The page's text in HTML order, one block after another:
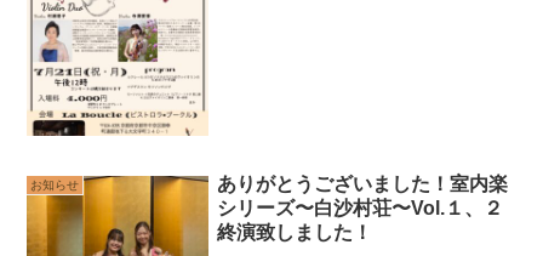
お知らせ
ありがとうございました！室内楽
シリーズ〜白沙村荘〜Vol.１、２
終演致しました！